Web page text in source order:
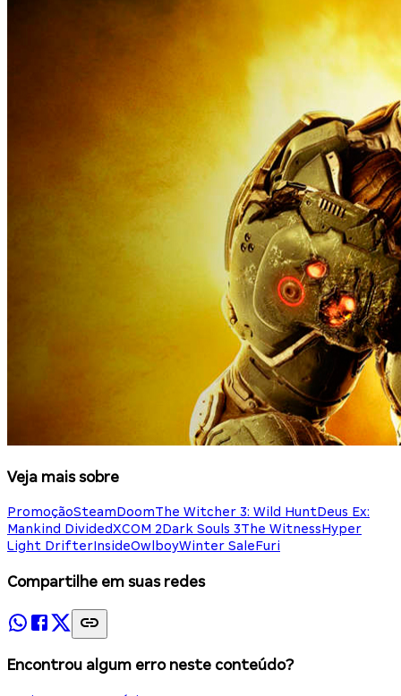
Veja mais sobre
PromoçãoSteamDoomThe Witcher 3: Wild HuntDeus Ex:
Mankind DividedXCOM 2Dark Souls 3The WitnessHyper
Light DrifterInsideOwlboyWinter SaleFuri
Compartilhe em suas redes
Encontrou algum erro neste conteúdo?